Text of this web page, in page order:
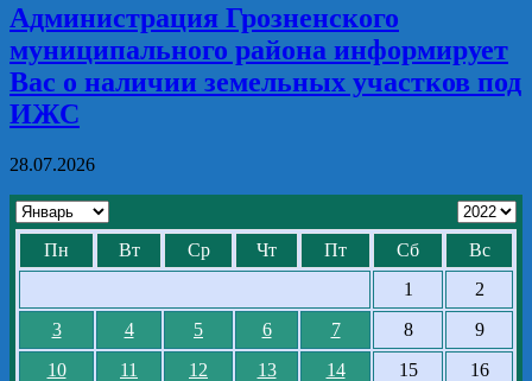
Администрация Грозненского
муниципального района информирует
Вас о наличии земельных участков под
ИЖС
28.07.2026
Пн Вт Ср Чт Пт Сб
Вс
1
2
3
4 5 6 7 8
9
10
11 12 13 14 15
16